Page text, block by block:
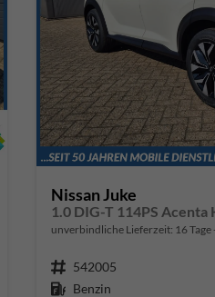
Nissan Juke
unverbindliche Lieferzeit: 16 Tage
Fahrzeugnr. 542005
Kraftstoff Benzin